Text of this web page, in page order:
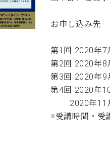
タイン デジタル)
音楽の小道）
お申し込み先
第1回 2020年7
第2回 2020年8
第3回 2020年9
第4回 2020年
2020年11
※受講時間・受